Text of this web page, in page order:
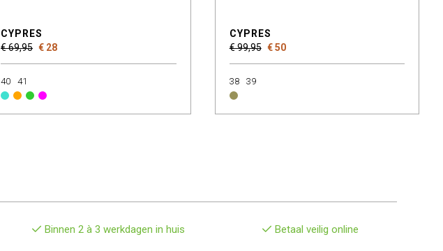
CYPRES
€ 69,95 € 28
40 41
CYPRES
€ 99,95 € 50
38 39
Binnen 2 à 3 werkdagen in huis Betaal veilig online